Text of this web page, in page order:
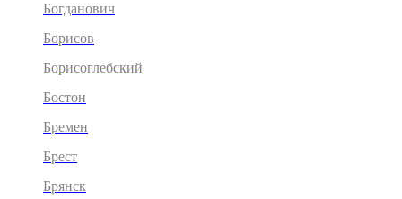
Богданович
Борисов
Борисоглебский
Бостон
Бремен
Брест
Брянск